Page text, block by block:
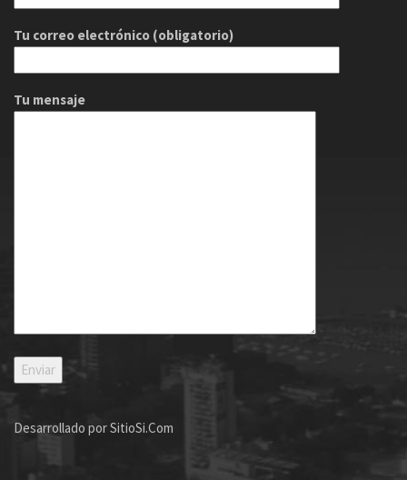
Tu correo electrónico (obligatorio)
Tu mensaje
Desarrollado porSitioSi.Com